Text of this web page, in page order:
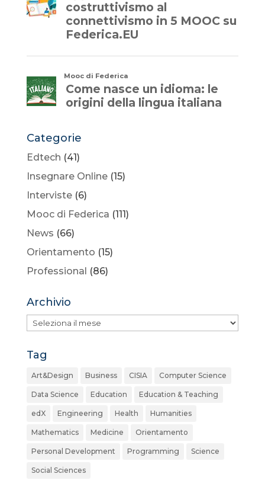
Categorie
Edtech (41)
Insegnare Online(15)
Interviste(6)
Mooc di Federica (111)
News (66)
Orientamento (15)
Professional (86)
Archivio
Archivio
Tag
Art&Design Business CISIA Computer Science
Data Science Education Education & Teaching
edX Engineering Health Humanities
Mathematics Medicine Orientamento
Personal Development Programming Science
Social Sciences